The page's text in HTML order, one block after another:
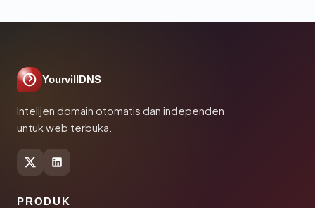
YourvillDNS
Intelijen domain otomatis dan independen
untuk web terbuka.
PRODUK